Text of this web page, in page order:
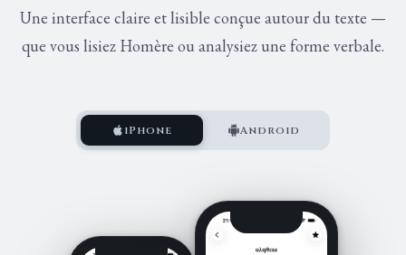
Une interface claire et lisible conçue autour du texte —
que vous lisiez Homère ou analysiez une forme verbale.
iPhone Android